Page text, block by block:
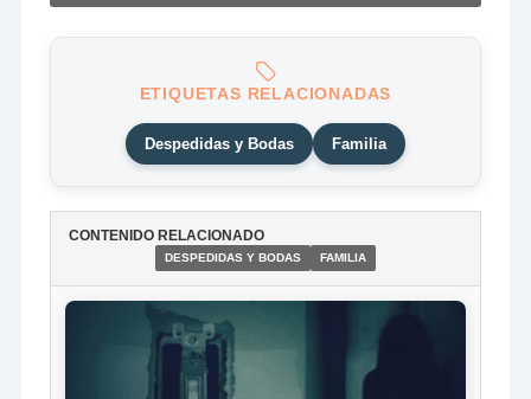
ETIQUETAS RELACIONADAS
Despedidas y Bodas Familia
CONTENIDO RELACIONADO
DESPEDIDAS Y BODAS FAMILIA